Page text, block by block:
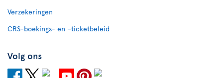
Verzekeringen
CRS-boekings- en –ticketbeleid
Volg ons